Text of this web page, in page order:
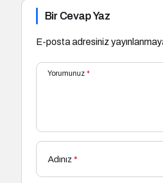
Bir Cevap Yaz
E-posta adresiniz
Yorumunuz *
Adınız *